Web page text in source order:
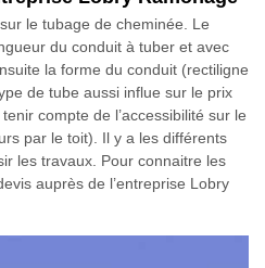
le tubage de cheminée. Le
du conduit à tuber et avec
la forme du conduit (rectiligne
de tube aussi influe sur le prix
compte de l’accessibilité sur le
par le toit). Il y a les différents
les travaux. Pour connaitre les
auprès de l’entreprise Lobry